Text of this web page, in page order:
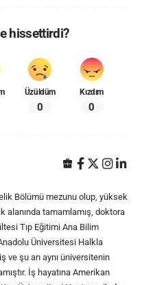
hissettirdi?
Üzüldüm
0
Kızdım
0
Bölümü mezunu olup, yüksek
alanında tamamlamış, doktora
Tıp Eğitimi Ana Bilim
Üniversitesi Halkla
ve şu an aynı üniversitenin
İş hayatına Amerikan